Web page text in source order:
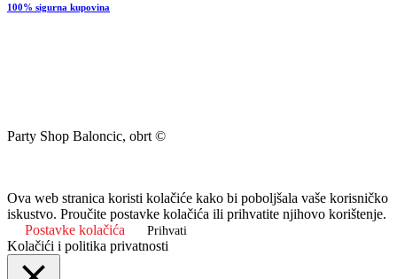
100% sigurna kupovina
Party Shop Baloncic, obrt ©
Ova web stranica koristi kolačiće kako bi poboljšala vaše korisničko
iskustvo. Proučite postavke kolačića ili prihvatite njihovo korištenje.
Postavke kolačića
Prihvati
Kolačići i politika privatnosti